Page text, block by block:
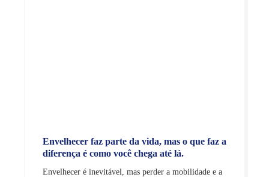
Envelhecer faz parte da vida, mas o que faz a
diferença é como você chega até lá.
Envelhecer é inevitável, mas perder a mobilidade e a